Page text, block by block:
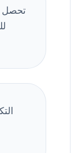
تحصل